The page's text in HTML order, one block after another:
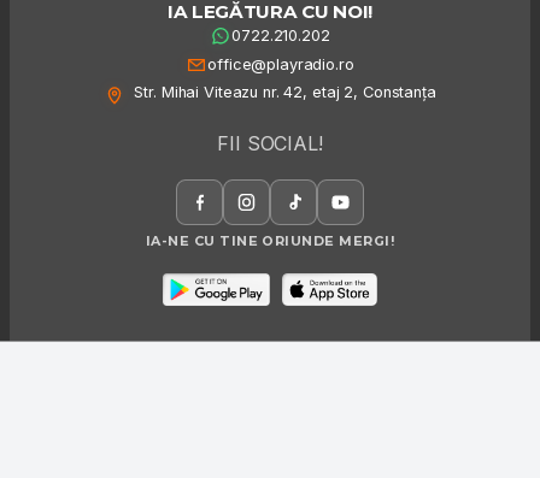
IA LEGĂTURA CU NOI!
0722.210.202
office@playradio.ro
Str. Mihai Viteazu nr. 42, etaj 2, Constanța
FII SOCIAL!
IA-NE CU TINE ORIUNDE MERGI!